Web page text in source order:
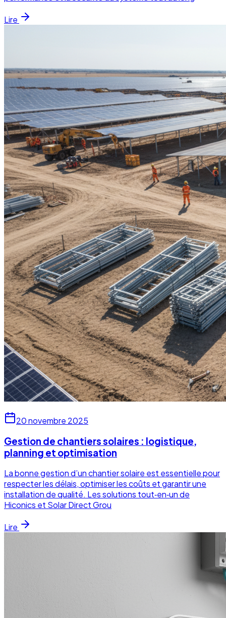
Lire
20 novembre 2025
Gestion de chantiers solaires : logistique,
planning et optimisation
La bonne gestion d’un chantier solaire est essentielle pour
respecter les délais, optimiser les coûts et garantir une
installation de qualité. Les solutions tout‑en‑un de
Hiconics et Solar Direct Grou
Lire